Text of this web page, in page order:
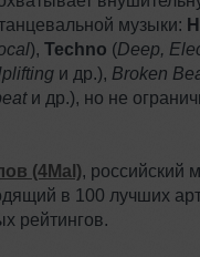
музыки:
), Techno (Deep,
и др.), Broken
и др.), но не
(4Mal), российский
в 100 лучших
рейтингов.